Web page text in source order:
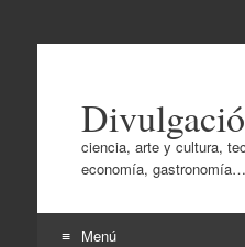
ciencia, arte y cultura,
economía, gastronomía…
Menú